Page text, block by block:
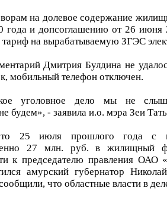
на долевое содержание
года и допсоглашению от 26 июня
на вырабатываемую ЗГЭС
Дмитрия Булдина не
мобильный телефон отключен.
уголовное дело мы не
будем», - заявила и.о. мэра Зеи
25 июля прошлого года с
27 млн. руб. в жилищный
к председателю правления ОАО
амурский губернатор
что областные власти в